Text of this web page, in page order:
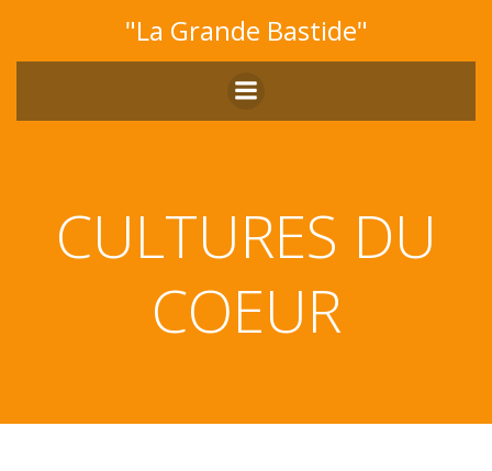
au
contenu
"La Grande Bastide"
CULTURES DU
COEUR